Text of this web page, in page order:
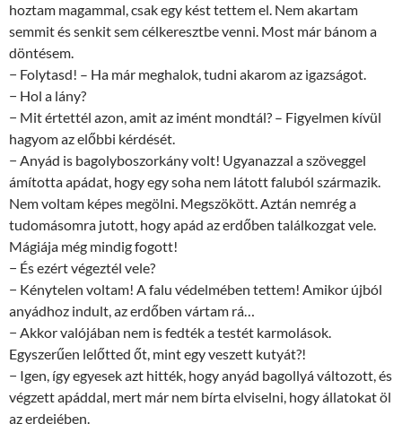
hoztam magammal, csak egy kést tettem el. Nem akartam
semmit és senkit sem célkeresztbe venni. Most már bánom a
döntésem.
− Folytasd! – Ha már meghalok, tudni akarom az igazságot.
− Hol a lány?
− Mit értettél azon, amit az imént mondtál? – Figyelmen kívül
hagyom az előbbi kérdését.
− Anyád is bagolyboszorkány volt! Ugyanazzal a szöveggel
ámította apádat, hogy egy soha nem látott faluból származik.
Nem voltam képes megölni. Megszökött. Aztán nemrég a
tudomásomra jutott, hogy apád az erdőben találkozgat vele.
Mágiája még mindig fogott!
− És ezért végeztél vele?
− Kénytelen voltam! A falu védelmében tettem! Amikor újból
anyádhoz indult, az erdőben vártam rá…
− Akkor valójában nem is fedték a testét karmolások.
Egyszerűen lelőtted őt, mint egy veszett kutyát?!
− Igen, így egyesek azt hitték, hogy anyád bagollyá változott, és
végzett apáddal, mert már nem bírta elviselni, hogy állatokat öl
az erdejében.